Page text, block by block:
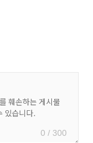
0 / 300